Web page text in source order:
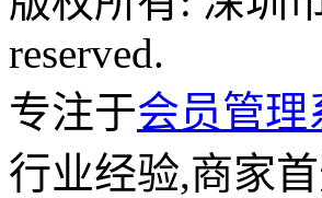
reserved.
专注于会员管理
行业经验,商家